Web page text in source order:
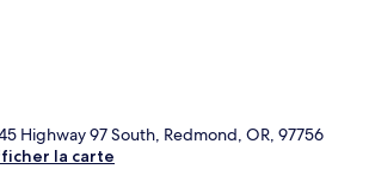
Highway 97 South, Redmond, OR, 97756
la carte